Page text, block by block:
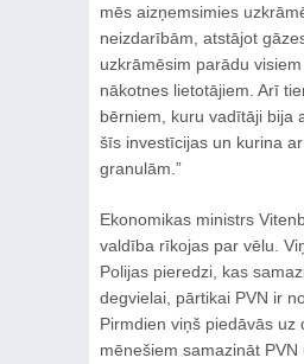
mēs aizņemsimies
neizdarībām, atstājot
uzkrāmēsim parādu
nākotnes lietotājiem. Arī
bērniem, kuru vadītāji bija
šīs investīcijas un kurina
granulām.”
Ekonomikas ministrs
valdība rīkojas par vēlu.
Polijas pieredzi, kas
degvielai, pārtikai PVN ir
Pirmdien viņš piedāvās uz
mēnešiem samazināt